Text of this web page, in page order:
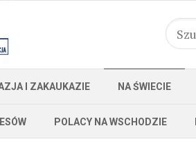
I ZAKAUKAZIE NA ŚWIECIE
POLACY NA WSCHODZIE